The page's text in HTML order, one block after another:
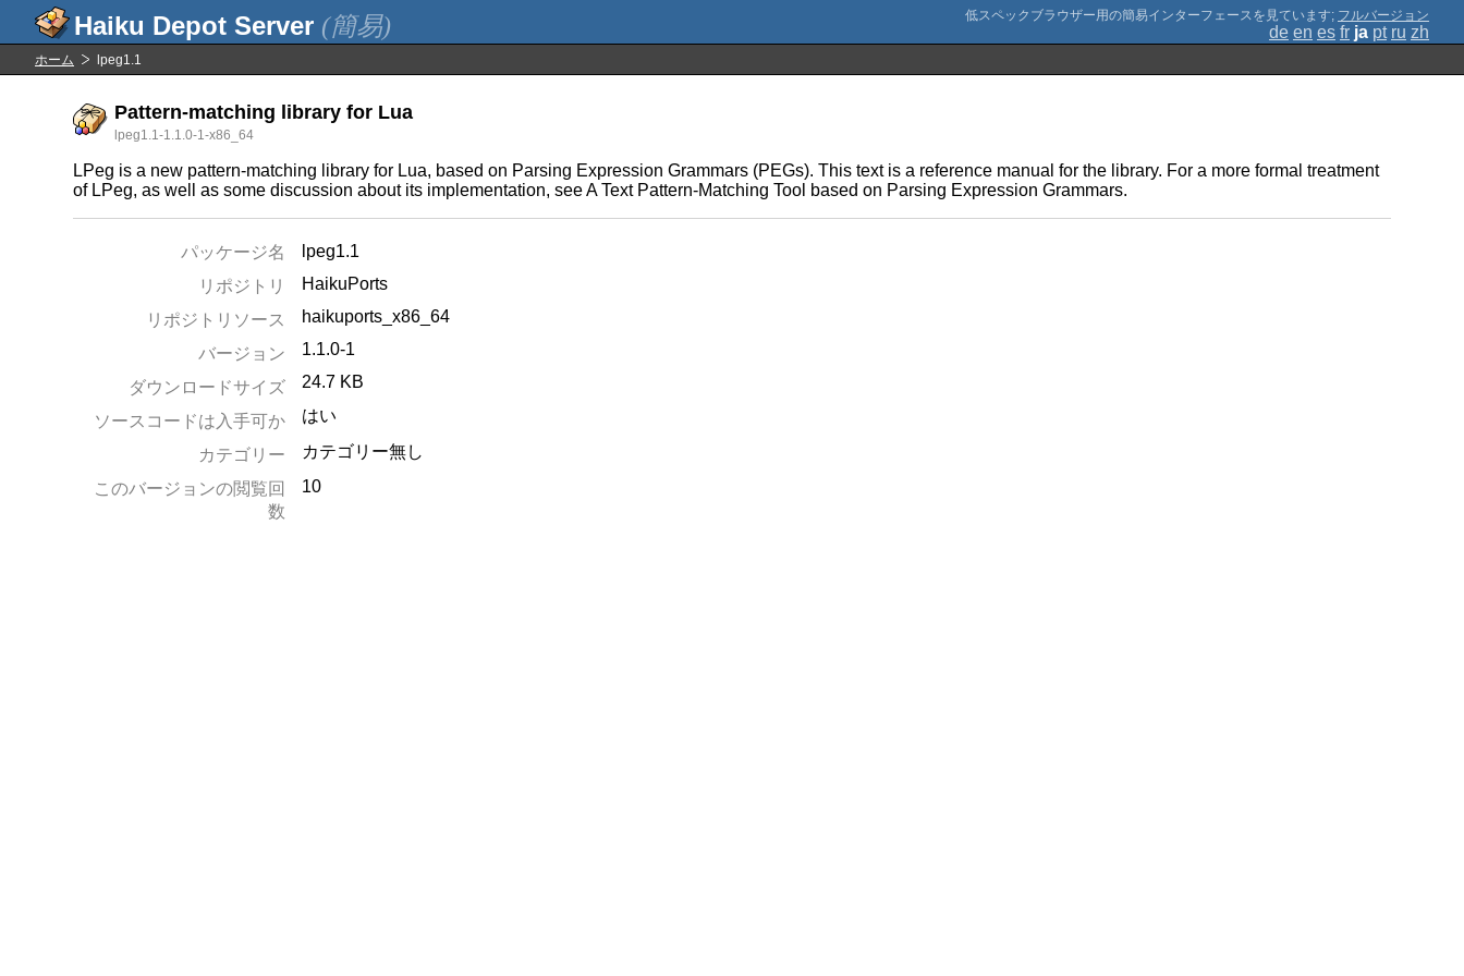
(簡易) ; フルバージョン
de en es fr ja pt ru zh
ホーム lpeg1.1
Pattern-matching library for Lua
lpeg1.1-1.1.0-1-x86_64
LPeg is a new pattern-matching library for Lua, based on Parsing Expression Grammars (PEGs). This text is a reference manual for the library. For a more formal treatment
of LPeg, as well as some discussion about its implementation, see A Text Pattern-Matching Tool based on Parsing Expression Grammars.
パッケージ名
lpeg1.1
リポジトリ
HaikuPorts
リポジトリソース
haikuports_x86_64
バージョン
1.1.0-1
ダウンロードサイズ 24.7 KB
ソースコードは入手可か はい
カテゴリー
カテゴリー無し
このバージョンの閲覧回
数
10